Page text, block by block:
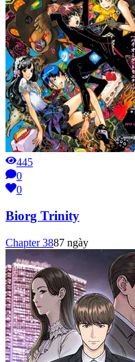
445
0
0
Biorg Trinity
Chapter3887 ngày